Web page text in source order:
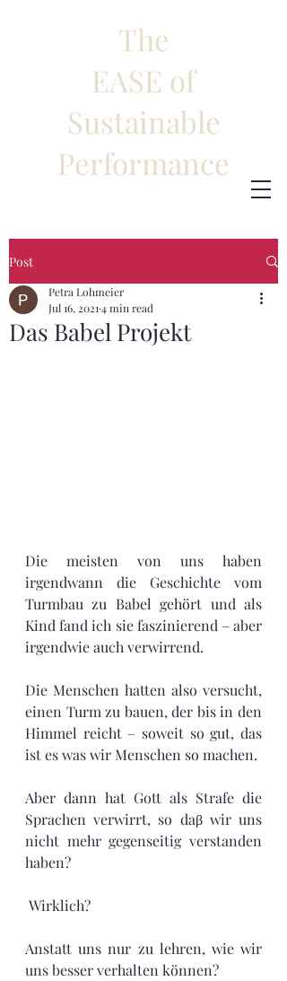
The
EASE of
Sustainable
Performance
Deutsche Blogs
Post
Das Babel Projekt
Petra Lohmeier
Jul 16, 2021 4 min read
Die meisten von uns haben
irgendwann die Geschichte vom
Turmbau zu Babel gehört und als
Kind fand ich sie faszinierend – aber
irgendwie auch verwirrend.
Die Menschen hatten also versucht,
einen Turm zu bauen, der bis in den
Himmel reicht – soweit so gut, das
ist es was wir Menschen so machen.
Aber dann hat Gott als Strafe die
Sprachen verwirrt, so daβ wir uns
nicht mehr gegenseitig verstanden
haben?
Wirklich?
Anstatt uns nur zu lehren, wie wir
uns besser verhalten können?